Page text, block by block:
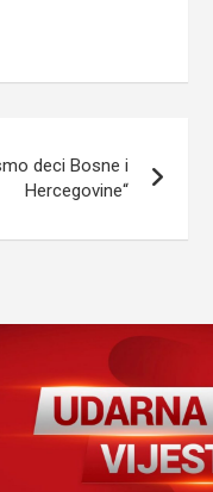
deci Bosne i
Hercegovine“